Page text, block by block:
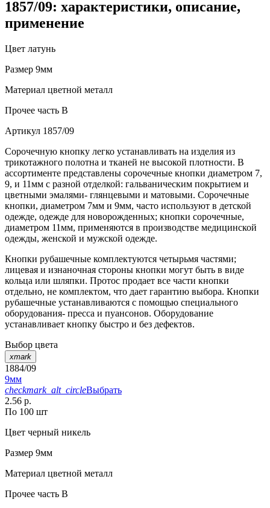
1857/09: характеристики, описание,
применение
Цвет латунь
Размер 9мм
Материал цветной металл
Прочее часть В
Артикул 1857/09
Сорочечную кнопку легко устанавливать на изделия из
трикотажного полотна и тканей не высокой плотности. В
ассортименте представлены сорочечные кнопки диаметром 7,
9, и 11мм с разной отделкой: гальваническим покрытием и
цветными эмалями- глянцевыми и матовыми. Сорочечные
кнопки, диаметром 7мм и 9мм, часто используют в детской
одежде, одежде для новорожденных; кнопки сорочечные,
диаметром 11мм, применяются в производстве медицинской
одежды, женской и мужской одежде.
Кнопки рубашечные комплектуются четырьмя частями;
лицевая и изнаночная стороны кнопки могут быть в виде
кольца или шляпки. Протос продает все части кнопки
отдельно, не комплектом, что дает гарантию выбора. Кнопки
рубашечные устанавливаются с помощью специального
оборудования- пресса и пуансонов. Оборудование
устанавливает кнопку быстро и без дефектов.
Выбор цвета
xmark
1884/09
9мм
checkmark_alt_circleВыбрать
2.56 р.
По 100 шт
Цвет черный никель
Размер 9мм
Материал цветной металл
Прочее часть В